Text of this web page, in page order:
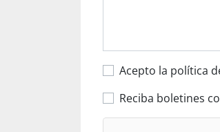
Acepto la política
Reciba boletines